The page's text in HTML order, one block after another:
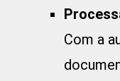
Com a